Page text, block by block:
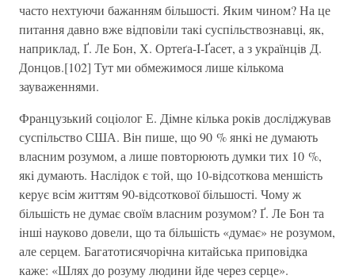
часто нехтуючи бажанням бiльшостi. Яким чином? На це
питання давно вже вiдповiли такi суспiльствознавцi, як,
наприклад, Ґ. Ле Бон, Х. Ортеґа-I-Ґасет, а з українцiв Д.
Донцов.[102] Тут ми обмежимося лише кiлькома
зауваженнями.
Французький соцiолог Е. Дiмне кiлька рокiв дослiджував
суспiльство США. Вiн пише, що 90 % янкi не думають
власним розумом, а лише повторюють думки тих 10 %,
якi думають. Наслiдок є той, що 10-вiдсоткова меншiсть
керує всiм життям 90-вiдсоткової бiльшостi. Чому ж
бiльшiсть не думає своїм власним розумом? Ґ. Ле Бон та
iншi науково довели, що та бiльшiсть «думає» не розумом,
але серцем. Багатотисячорiчна китайська приповiдка
каже: «Шлях до розуму людини йде через серце».